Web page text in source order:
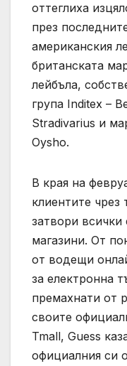
оттеглиха
през
американския
британската
лейбъла,
група Inditex –
Stradivarius и
Oysho.
В края на
клиентите
затвори
магазини. От
от водещи
за електронна
премахнати от
своите
Tmall, Guess
официалния си